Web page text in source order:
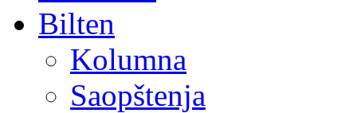
Bilten
Kolumna
Saopštenja